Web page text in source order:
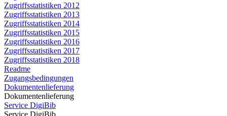
Zugriffsstatistiken 2012
Zugriffsstatistiken 2013
Zugriffsstatistiken 2014
Zugriffsstatistiken 2015
Zugriffsstatistiken 2016
Zugriffsstatistiken 2017
Zugriffsstatistiken 2018
Readme
Zugangsbedingungen
Dokumentenlieferung
Dokumentenlieferung
Service DigiBib
Service DigiBib